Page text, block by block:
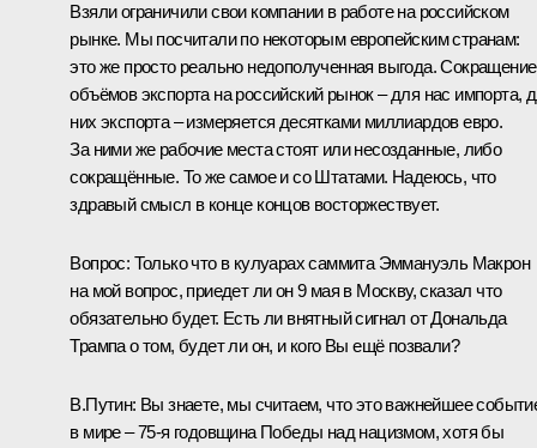
Взяли ограничили свои компании в работе на российском
рынке. Мы посчитали по некоторым европейским странам:
это же просто реально недополученная выгода. Сокращение
объёмов экспорта на российский рынок – для нас импорта,
них экспорта – измеряется десятками миллиардов евро.
За ними же рабочие места стоят или несозданные, либо
сокращённые. То же самое и со Штатами. Надеюсь, что
здравый смысл в конце концов восторжествует.
Вопрос: Только что в кулуарах саммита Эммануэль Макрон
на мой вопрос, приедет ли он 9 мая в Москву, сказал что
обязательно будет. Есть ли внятный сигнал от Дональда
Трампа о том, будет ли он, и кого Вы ещё позвали?
В.Путин: Вы знаете, мы считаем, что это важнейшее
в мире – 75‑я годовщина Победы над нацизмом, хотя бы